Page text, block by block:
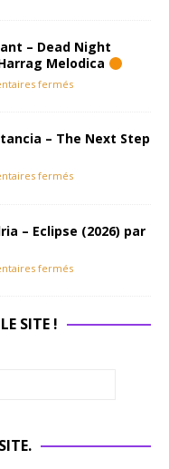
– Dead Night
Melodica
fermés
– The Next Step
fermés
– Eclipse (2026) par
fermés
SITE !